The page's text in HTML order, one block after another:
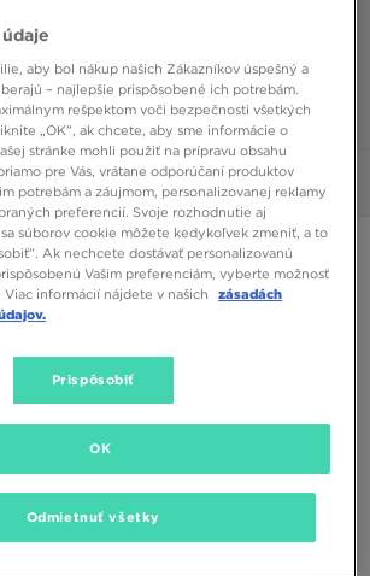
Obrázky 360°
'77 GS
US
aby bol nákup našich Zákazníkov úspešný a
– najlepšie prispôsobené ich potrebám.
rešpektom voči bezpečnosti všetkých
„OK”, ak chcete, aby sme informácie o
stránke mohli použiť na prípravu obsahu
pre Vás, vrátane odporúčaní produktov
potrebám a záujmom, personalizovanej reklamy
preferencií. Svoje rozhodnutie aj
súborov cookie môžete kedykoľvek zmeniť, a to
Ak nechcete dostávať personalizovanú
Vašim preferenciám, vyberte možnosť
Viac informácií nájdete v našich
zásadách
Prispôsobiť
Odmietnuť všetky
OK